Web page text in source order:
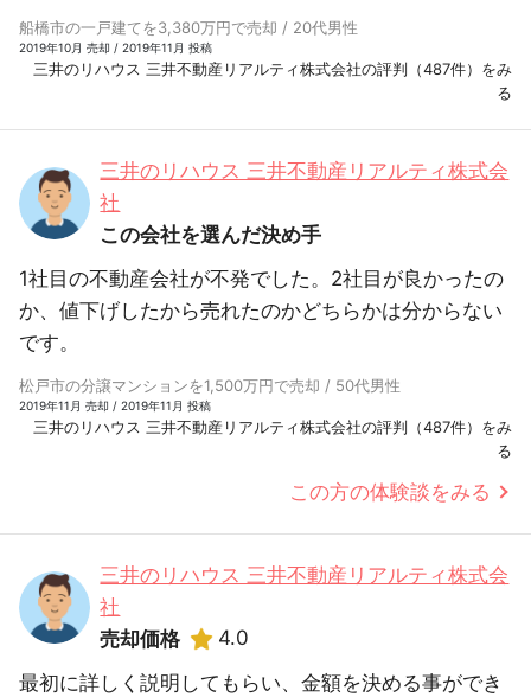
船橋市の一戸建てを3,380万円で売却 / 20代男性
2019年10月 売却 / 2019年11月 投稿
三井のリハウス 三井不動産リアルティ株式会社の評判（487件）をみ
る
三井のリハウス 三井不動産リアルティ株式会
社
この会社を選んだ決め手
1社目の不動産会社が不発でした。2社目が良かったの
か、値下げしたから売れたのかどちらかは分からない
です。
松戸市の分譲マンションを1,500万円で売却 / 50代男性
2019年11月 売却 / 2019年11月 投稿
三井のリハウス 三井不動産リアルティ株式会社の評判（487件）をみ
る
この方の体験談をみる
三井のリハウス 三井不動産リアルティ株式会
社
売却価格
4.0
最初に詳しく説明してもらい、金額を決める事ができ